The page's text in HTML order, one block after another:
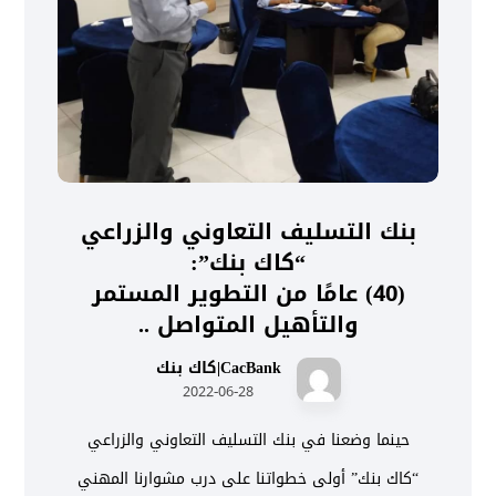
بنك التسليف التعاوني والزراعي
“كاك بنك”:
(40) عامًا من التطوير المستمر
والتأهيل المتواصل ..
CacBank|كاك بنك
2022-06-28
حينما وضعنا في بنك التسليف التعاوني والزراعي
“كاك بنك” أولى خطواتنا على درب مشوارنا المهني